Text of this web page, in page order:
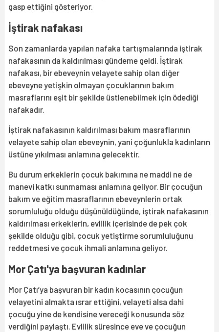
gasp ettiğini gösteriyor.
İştirak nafakası
Son zamanlarda yapılan nafaka tartışmalarında iştirak
nafakasının da kaldırılması gündeme geldi. İştirak
nafakası, bir ebeveynin velayete sahip olan diğer
ebeveyne yetişkin olmayan çocuklarının bakım
masraflarını eşit bir şekilde üstlenebilmek için ödediği
nafakadır.
İştirak nafakasının kaldırılması bakım masraflarının
velayete sahip olan ebeveynin, yani çoğunlukla kadınların
üstüne yıkılması anlamına gelecektir.
Bu durum erkeklerin çocuk bakımına ne maddi ne de
manevi katkı sunmaması anlamına geliyor. Bir çocuğun
bakım ve eğitim masraflarının ebeveynlerin ortak
sorumluluğu olduğu düşünüldüğünde, iştirak nafakasının
kaldırılması erkeklerin, evlilik içerisinde de pek çok
şekilde olduğu gibi, çocuk yetiştirme sorumluluğunu
reddetmesi ve çocuk ihmali anlamına geliyor.
Mor Çatı'ya başvuran kadınlar
Mor Çatı’ya başvuran bir kadın kocasının çocuğun
velayetini almakta ısrar ettiğini, velayeti alsa dahi
çocuğu yine de kendisine vereceği konusunda söz
verdiğini paylaştı. Evlilik süresince eve ve çocuğun